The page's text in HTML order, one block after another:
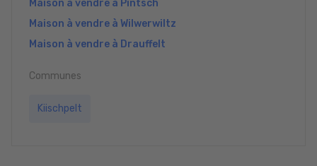
Maison à vendre à Pintsch
Maison à vendre à Wilwerwiltz
Maison à vendre à Drauffelt
Communes
Kiischpelt